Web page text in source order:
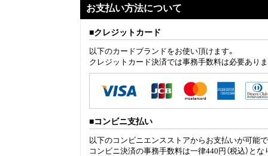
お支払い方法について
クレジットカード
以下のカードブランドをお使い頂けます。
クレジットカード決済では事務手数料は必要ありま
コンビニ支払い
以下のコンビニエンスストアからお支払いが可能で
コンビニ決済の事務手数料は一律440円（税込）とな